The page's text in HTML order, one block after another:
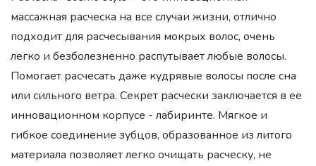
массажная расческа на все случаи жизни, отлично
подходит для расчесывания мокрых волос, очень
легко и безболезненно распутывает любые волосы.
Помогает расчесать даже кудрявые волосы после сна
или сильного ветра. Секрет расчески заключается в ее
инновационном корпусе - лабиринте. Мягкое и
гибкое соединение зубцов, образованное из литого
материала позволяет легко очищать расческу, не